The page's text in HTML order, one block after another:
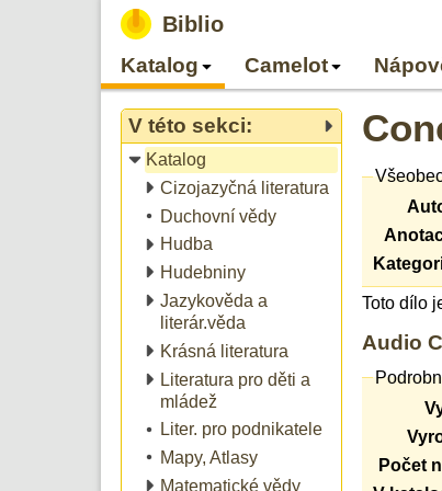
Biblio
Katalog Camelot
V této sekci:
Katalog
Cizojazyčná literatura
Duchovní vědy
Hudba
Hudebniny
Jazykověda a
literár.věda
Krásná literatura
Literatura pro děti a
mládež
Liter. pro podnikatele
Mapy, Atlasy
Matematické vědy
Toto dílo
Audio
Počet